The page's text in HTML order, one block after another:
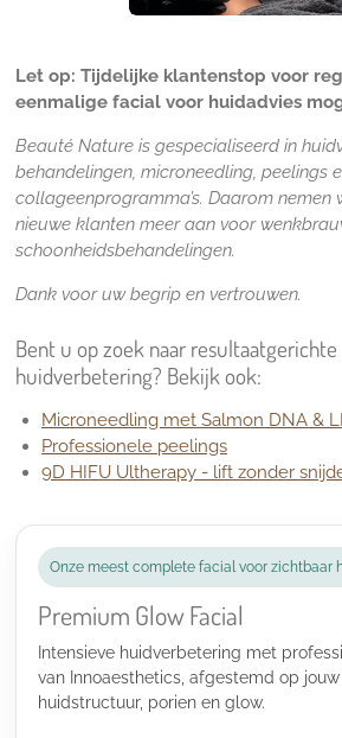
Let op: Tijdelijke klantenstop voor
eenmalige facial voor huidadvies
Beauté Nature is gespecialiseerd in
behandelingen, microneedling, peelings
collageenprogramma’s. Daarom nemen
nieuwe klanten meer aan voor
schoonheidsbehandelingen.
Dank voor uw begrip en vertrouwen.
Bent u op zoek naar resultaatgerichte
huidverbetering? Bekijk ook:
Microneedling met Salmon DNA &
Professionele peelings
9D HIFU Ultherapy - lift zonder
Onze meest complete facial voor zichtbaar
Premium Glow Facial
Intensieve huidverbetering met
van Innoaesthetics, afgestemd op
huidstructuur, porien en glow.